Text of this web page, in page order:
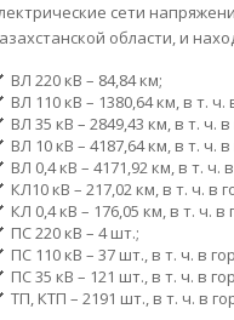
сети
области, и
ВЛ 220 кВ – 84,84 км;
ВЛ 110 кВ – 1380,64 км, в т.
ВЛ 35 кВ – 2849,43 км, в т. ч.
ВЛ 10 кВ – 4187,64 км, в т. ч.
ВЛ 0,4 кВ – 4171,92 км, в т.
КЛ10 кВ – 217,02 км, в т. ч. в
КЛ 0,4 кВ – 176,05 км, в т. ч.
ПС 220 кВ – 4 шт.;
ПС 110 кВ – 37 шт., в т. ч. в
ПС 35 кВ – 121 шт., в т. ч. в
ТП, КТП – 2191 шт., в т. ч. в